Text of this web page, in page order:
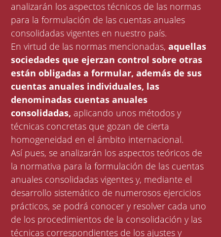
analizarán los aspectos técnicos de las normas
para la formulación de las cuentas anuales
consolidadas vigentes en nuestro país.
En virtud de las normas mencionadas,aquellas
sociedades que ejerzan control sobre otras
están obligadas a formular, además de sus
cuentas anuales individuales, las
denominadas cuentas anuales
consolidadas, aplicando unos métodos y
técnicas concretas que gozan de cierta
homogeneidad en el ámbito internacional.
Así pues, se analizarán los aspectos teóricos de
la normativa para la formulación de las cuentas
anuales consolidadas vigentes y, mediante el
desarrollo sistemático de numerosos ejercicios
prácticos, se podrá conocer y resolver cada uno
de los procedimientos de la consolidación y las
técnicas correspondientes de los ajustes y